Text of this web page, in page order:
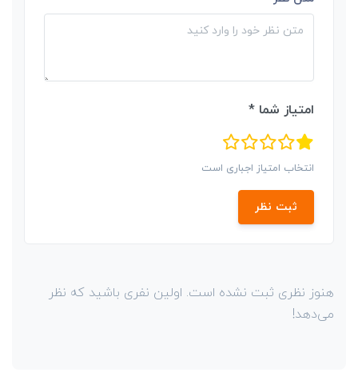
امتیاز شما *
انتخاب امتیاز اجباری است
ثبت نظر
هنوز نظری ثبت نشده است. اولین نفری باشید که نظر
می‌دهد!